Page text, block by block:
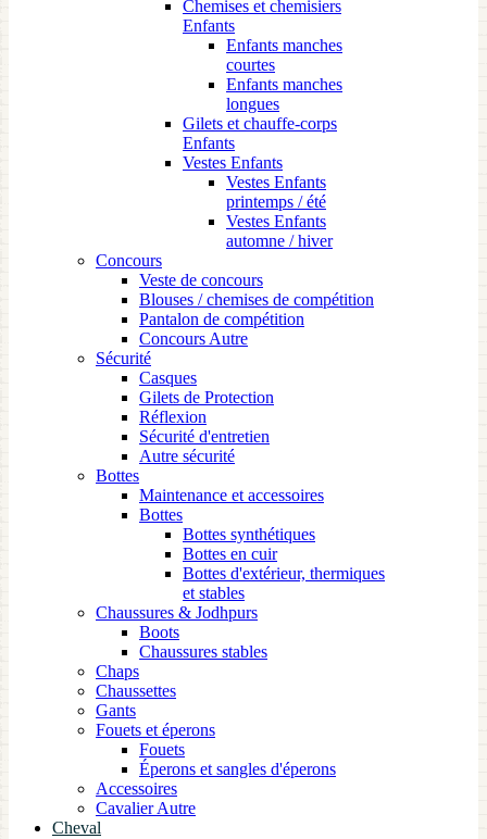
Chemises et chemisiers
Enfants
Enfants manches
courtes
Enfants manches
longues
Gilets et chauffe-corps
Enfants
Vestes Enfants
Vestes Enfants
printemps / été
Vestes Enfants
automne / hiver
Concours
Veste de concours
Blouses / chemises de compétition
Pantalon de compétition
Concours Autre
Sécurité
Casques
Gilets de Protection
Réflexion
Sécurité d'entretien
Autre sécurité
Bottes
Maintenance et accessoires
Bottes
Bottes synthétiques
Bottes en cuir
Bottes d'extérieur, thermiques
et stables
Chaussures & Jodhpurs
Boots
Chaussures stables
Chaps
Chaussettes
Gants
Fouets et éperons
Fouets
Éperons et sangles d'éperons
Accessoires
Cavalier Autre
Cheval